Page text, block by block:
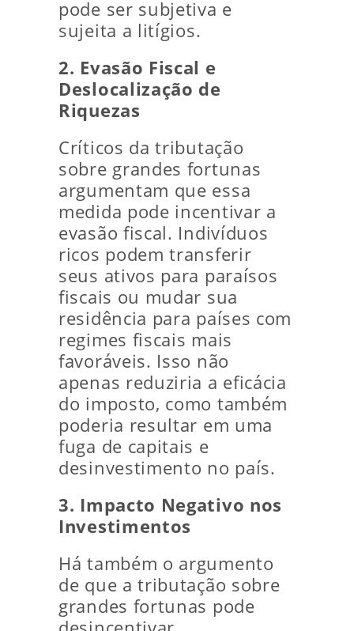
pode ser subjetiva e
sujeita a litígios.
2. Evasão Fiscal e
Deslocalização de
Riquezas
Críticos da tributação
sobre grandes fortunas
argumentam que essa
medida pode incentivar a
evasão fiscal. Indivíduos
ricos podem transferir
seus ativos para paraísos
fiscais ou mudar sua
residência para países com
regimes fiscais mais
favoráveis. Isso não
apenas reduziria a eficácia
do imposto, como também
poderia resultar em uma
fuga de capitais e
desinvestimento no país.
3. Impacto Negativo nos
Investimentos
Há também o argumento
de que a tributação sobre
grandes fortunas pode